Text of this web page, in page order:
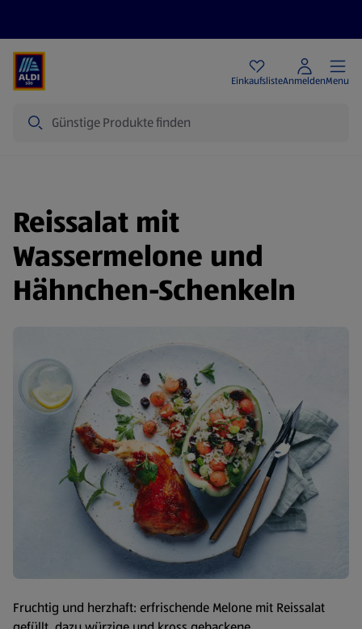
EinkaufslisteAnmeldenMenu
Reissalat mit
Wassermelone und
Hähnchen-Schenkeln
Fruchtig und herzhaft: erfrischende Melone mit Reissalat